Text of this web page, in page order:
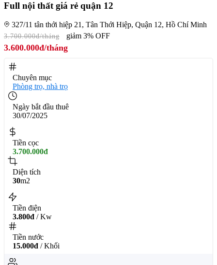
Full nội thất giá rẻ quận 12
327/11 tân thới hiệp 21, Tân Thới Hiệp, Quận 12, Hồ Chí Minh
3.700.000đ/tháng giảm 3% OFF
3.600.000đ/tháng
Chuyên mục
Phòng trọ, nhà trọ
Ngày bắt đầu thuê
30/07/2025
Tiền cọc
3.700.000đ
Diện tích
30m2
Tiền điện
3.800đ / Kw
Tiền nước
15.000đ / Khối